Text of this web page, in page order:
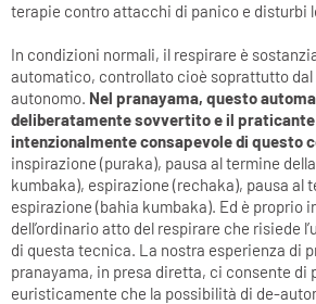
terapie contro attacchi di panico e disturbi
In condizioni normali, il respirare è
automatico, controllato cioè soprattutto dal
autonomo. Nel pranayama, questo
deliberatamente sovvertito e il
intenzionalmente consapevole di questo
inspirazione (puraka), pausa al termine
kumbaka), espirazione (rechaka), pausa al
espirazione (bahia kumbaka). Ed è proprio
dell’ordinario atto del respirare che risiede
di questa tecnica. La nostra esperienza di
pranayama, in presa diretta, ci consente di
euristicamente che la possibilità di de-